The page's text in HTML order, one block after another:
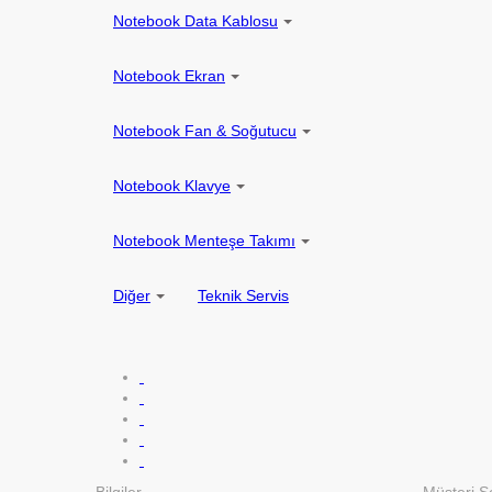
Notebook Data Kablosu
Notebook Ekran
Notebook Fan & Soğutucu
Notebook Klavye
Notebook Menteşe Takımı
Diğer Teknik Servis